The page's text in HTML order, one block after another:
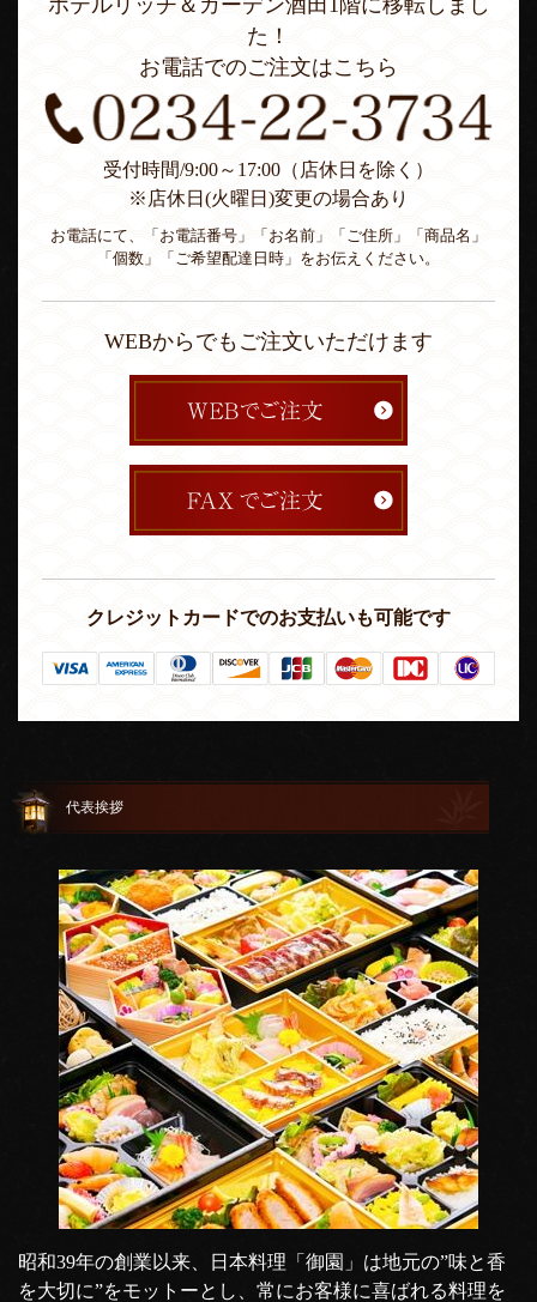
ホテルリッチ＆ガーデン酒田1階に移転しまし
た！
お電話でのご注文はこちら
受付時間/9:00～17:00（店休日を除く）
※店休日(火曜日)変更の場合あり
お電話にて、「お電話番号」「お名前」「ご住所」「商品名」
「個数」「ご希望配達日時」をお伝えください。
WEBからでもご注文いただけます
クレジットカードでのお支払いも可能です
代表挨拶
昭和39年の創業以来、日本料理「御園」は地元の”味と香
を大切に”をモットーとし、常にお客様に喜ばれる料理を